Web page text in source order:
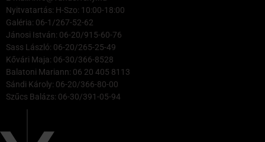
Nyitvatartás: H-Szo: 10:00-18:00
Galéria: 06-1/267-52-62
Jánosi István: 06-20/915-60-76
Sass László: 06-20/265-25-49
Kővári Maja: 06-30/366-8528
Balatoni Mariann: 06 20 405 8113
Sándi Károly: 06-20/366-80-00
Szűcs Balázs: 06-30/391-05-94